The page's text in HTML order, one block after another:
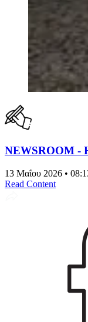
NEWSROOM -
13 Μαΐου 2026 •
Read Content